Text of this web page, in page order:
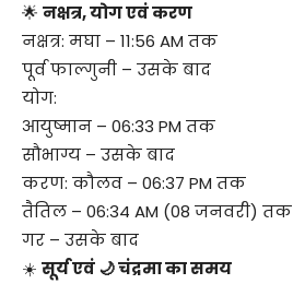
🌟 नक्षत्र, योग एवं करण
नक्षत्र: मघा – 11:56 AM तक
पूर्व फाल्गुनी – उसके बाद
योग:
आयुष्मान – 06:33 PM तक
सौभाग्य – उसके बाद
करण: कौलव – 06:37 PM तक
तैतिल – 06:34 AM (08 जनवरी) तक
गर – उसके बाद
☀️ सूर्य एवं 🌙 चंद्रमा का समय